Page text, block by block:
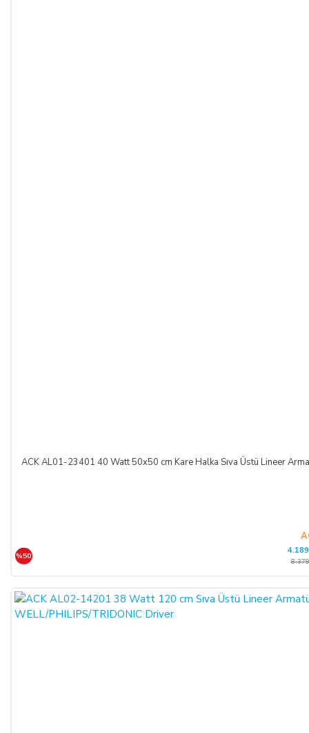
ACK AL01-23401 40 Watt 50x50 cm Kare Halka Sıva Üstü Lineer
%50